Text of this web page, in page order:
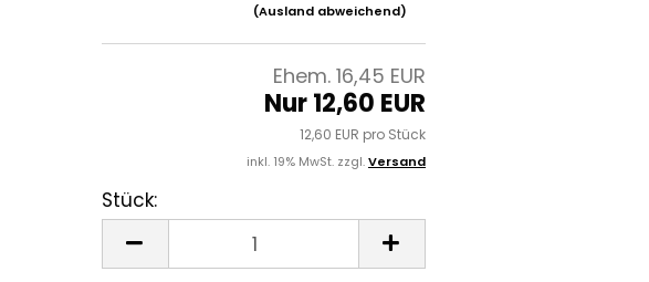
(Ausland abweichend)
Ehem. 16,45 EUR
Nur 12,60 EUR
12,60 EUR pro Stück
inkl. 19% MwSt. zzgl.Versand
Stück:
Stück